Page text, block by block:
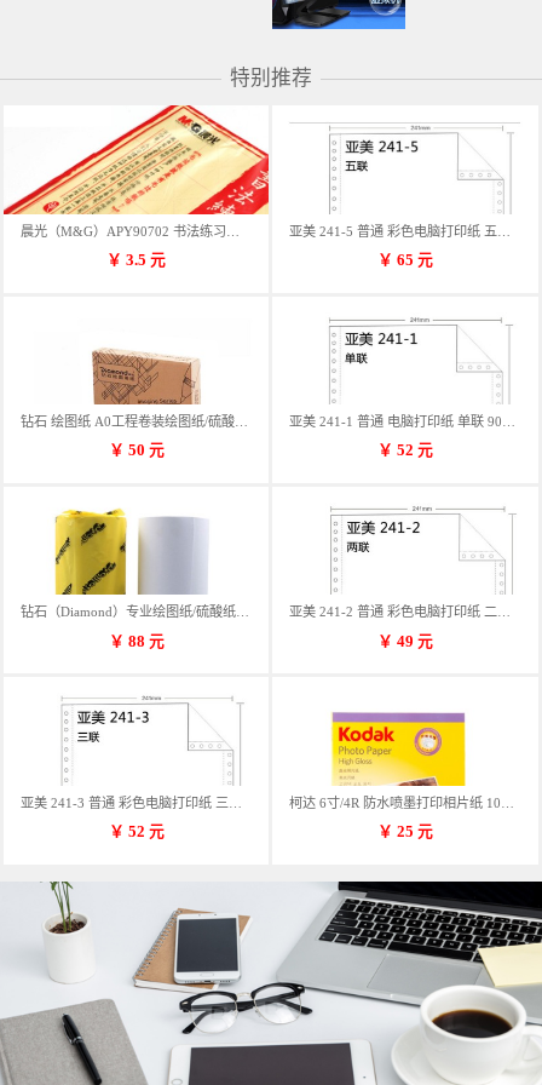
特别推荐
￥ 3.5元 ￥ 65元
钻石 绘图纸 A0工程卷装绘图纸/硫酸纸 50m卷装 914*50MM/卷
￥ 50 元 ￥ 52元
钻石（Diamond）专业绘图纸/硫酸纸 临摹纸 73g A4 297mm*70m 单卷装
￥ 88 元
亚美 241-2 普通 彩色电脑打印纸 二联 900张/箱 蓝包装 三等份
￥ 49元
￥ 52 元 ￥ 25元